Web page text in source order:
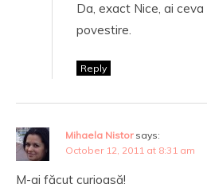
Da, exact Nice, ai
povestire.
Reply
Mihaela Nistor says:
October 12, 2011 at 8:31 am
M-ai făcut curioasă!